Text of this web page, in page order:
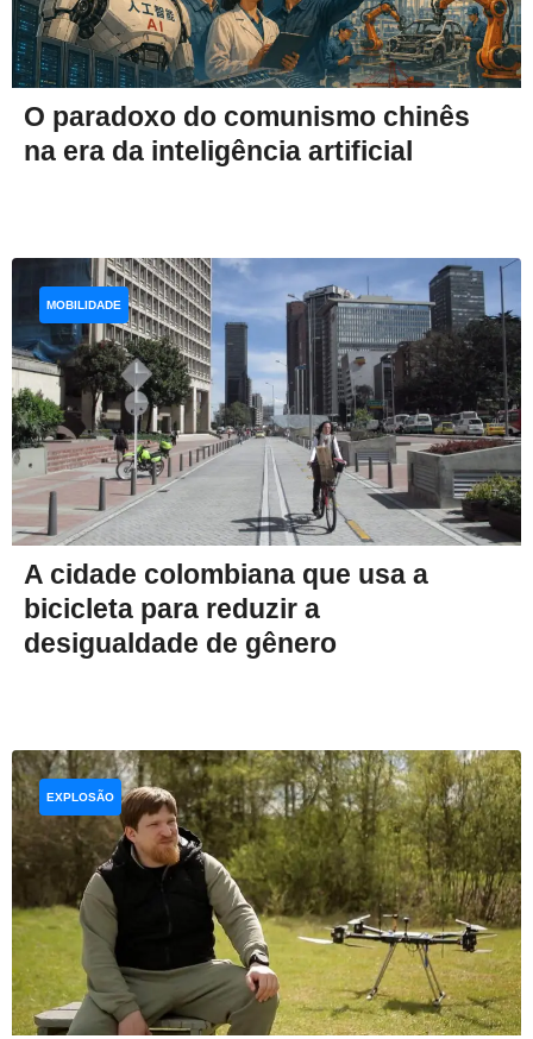
O paradoxo do comunismo chinês
na era da inteligência artificial
A cidade colombiana que usa a
bicicleta para reduzir a
desigualdade de gênero
MOBILIDADE
EXPLOSÃO